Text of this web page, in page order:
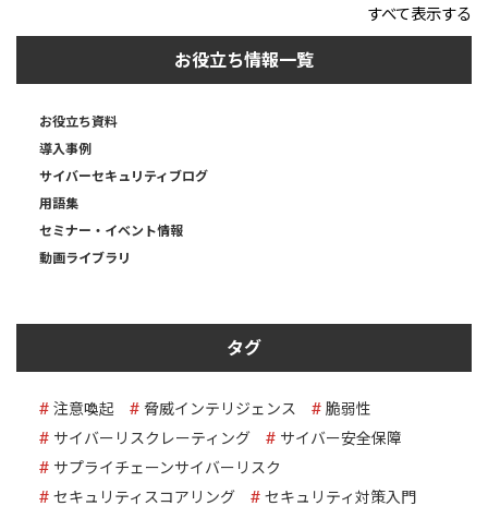
すべて表示する
お役立ち情報一覧
お役立ち資料
導入事例
サイバーセキュリティブログ
用語集
セミナー・イベント情報
動画ライブラリ
タグ
注意喚起 脅威インテリジェンス
脆弱性
サイバーリスクレーティング
サイバー安全保障
サプライチェーンサイバーリスク
セキュリティスコアリング
セキュリティ対策入門